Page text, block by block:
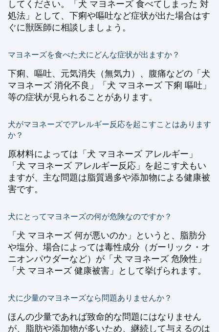
してください。「犬 マヨネーズ 食べてしまった 対
処法」として、下痢や嘔吐など症状が出た場合はす
ぐに獣医師に相談しましょう。
マヨネーズを食べた犬にどんな症状が出ますか？
下痢、嘔吐、元気消失（無気力）、腹痛などの「犬
マヨネーズ 消化不良」「犬 マヨネーズ 下痢 嘔吐」
等の症状が見られることがあります。
犬がマヨネーズでアレルギー反応を起こすことはあります
か？
原材料によっては「犬 マヨネーズ アレルギー」
「犬 マヨネーズ アレルギー反応」を起こす犬もい
ますが、主な問題は脂質過多や添加物による健康被
害です。
犬にとってマヨネーズの何が危険なのですか？
「犬 マヨネーズ 何が悪いのか」というと、脂肪分
や塩分、場合によっては毒性成分（ガーリック・オ
ニオンパウダーなど）が「犬 マヨネーズ 危険性」
「犬 マヨネーズ 健康被害」として挙げられます。
犬に少量のマヨネーズなら問題ありませんか？
ほんの少量であれば致命的な問題にはなりません
が、脂肪や添加物が多いため、継続して与えるのは